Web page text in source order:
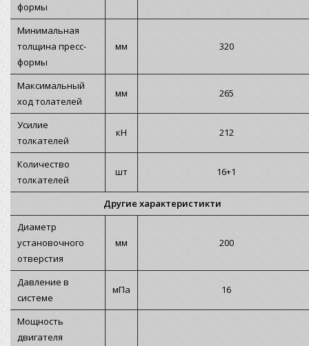
формы
Минимальная
толщина пресс-
формы
мм 320
Максимальный
ход толателей
мм 265
Усилие
толкателей
кН 212
Количество
толкателей
шт 16+1
Другие характеристикти
Диаметр
установочного
отверстия
мм 200
Давление в
системе
мПа 16
Мощность
двигателя